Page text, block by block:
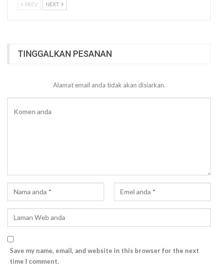
PREV NEXT
TINGGALKAN PESANAN
Alamat email anda tidak akan disiarkan.
Save my name, email, and website in this browser for the next
time I comment.